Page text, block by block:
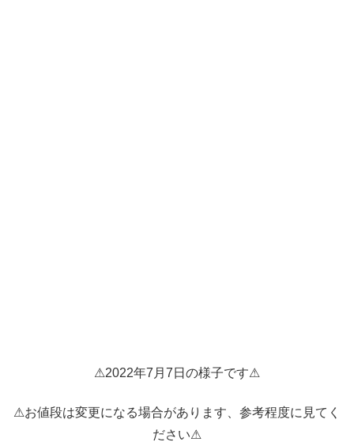
⚠2022年7月7日の様子です⚠
⚠お値段は変更になる場合があります、参考程度に見てく
ださい⚠